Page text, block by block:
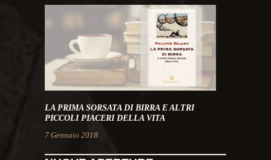
LA PRIMA SORSATA DI BIRRA E ALTRI
PICCOLI PIACERI DELLA VITA
7 Gennaio 2018